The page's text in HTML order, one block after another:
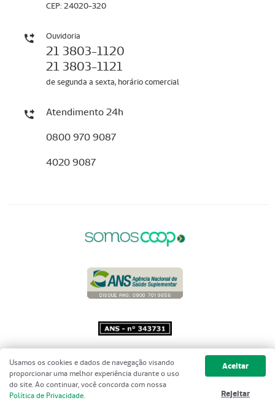
CEP: 24020-320
Ouvidoria
21 3803-1120
21 3803-1121
de segunda a sexta, horário comercial
Atendimento 24h
0800 970 9087
4020 9087
Copyright 2001 - 2026 Unimed do
Brasil - Todos os direitos reservados
Usamos os cookies e dados de navegação visando
proporcionar uma melhor experiência durante o uso
do site. Ao continuar, você concorda com nossa
Política de Privacidade.
Aceitar
Rejeitar